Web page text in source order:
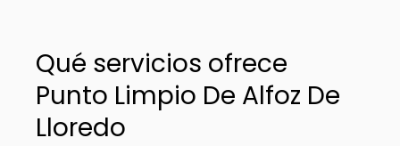
Qué servicios ofrece
Punto Limpio De Alfoz De
Lloredo